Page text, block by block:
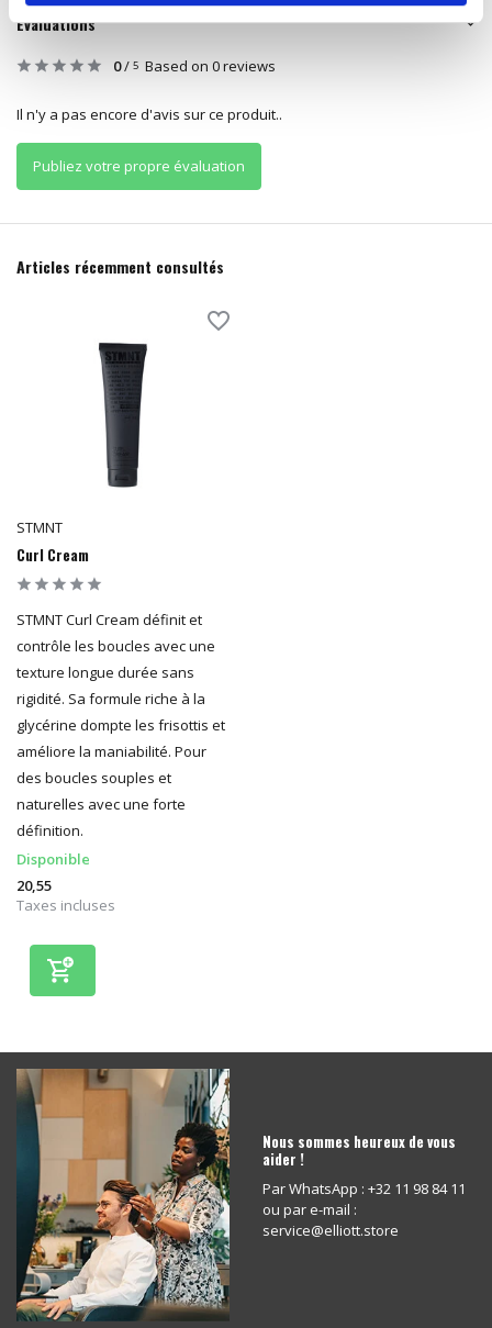
Évaluations
0/ 5 Based on 0 reviews
Il n'y a pas encore d'avis sur ce produit..
Publiez votre propre évaluation
Articles récemment consultés
STMNT
Curl Cream
STMNT Curl Cream définit et
contrôle les boucles avec une
texture longue durée sans
rigidité. Sa formule riche à la
glycérine dompte les frisottis et
améliore la maniabilité. Pour
des boucles souples et
naturelles avec une forte
définition.
Disponible
20,55
Taxes incluses
Nous sommes heureux de vous
aider !
Par WhatsApp : +32 11 98 84 11
ou par e-mail :
service@elliott.store